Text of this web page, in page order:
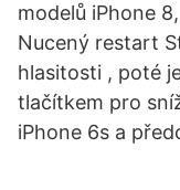
modelů iPhone
Nucený restart
hlasitosti , poté
tlačítkem pro
iPhone 6s a